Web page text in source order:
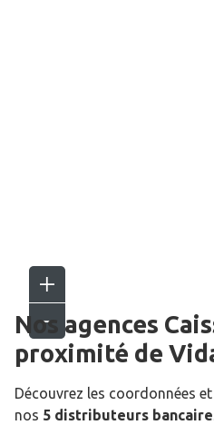
Nos agences
proximité de
Découvrez les coordonnées
nos 5 distributeurs